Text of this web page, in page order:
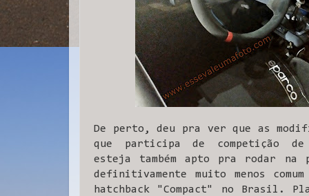
De perto, deu pra ver que as
que participa de competição
esteja também apto pra rodar na
definitivamente muito menos
hatchback "Compact" no Brasil.